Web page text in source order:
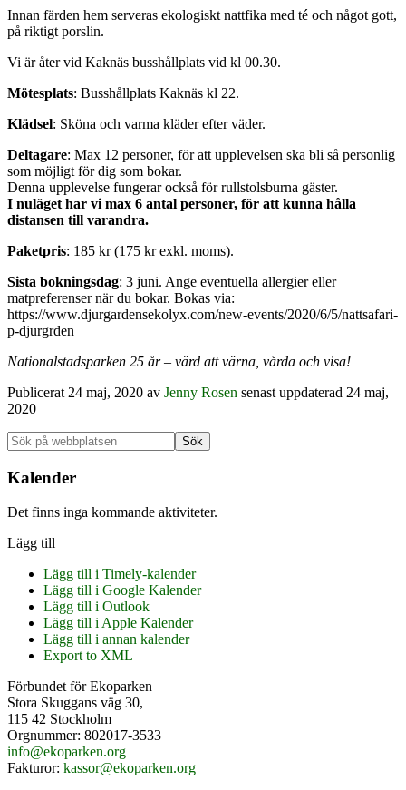
Innan färden hem serveras ekologiskt nattfika med té och något gott,
på riktigt porslin.
Vi är åter vid Kaknäs busshållplats vid kl 00.30.
Mötesplats: Busshållplats Kaknäs kl 22.
Klädsel: Sköna och varma kläder efter väder.
Deltagare: Max 12 personer, för att upplevelsen ska bli så personlig
som möjligt för dig som bokar.
Denna upplevelse fungerar också för rullstolsburna gäster.
I nuläget har vi max 6 antal personer, för att kunna hålla
distansen till varandra.
Paketpris: 185 kr (175 kr exkl. moms).
Sista bokningsdag: 3 juni. Ange eventuella allergier eller
matpreferenser när du bokar. Bokas via:
https://www.djurgardensekolyx.com/new-events/2020/6/5/nattsafari-
p-djurgrden
Nationalstadsparken 25 år – värd att värna, vårda och visa!
Publicerat 24 maj, 2020 av Jenny Rosen senast uppdaterad 24 maj,
2020
Primärt
sidofält
Sök
på
webbplatsen
Kalender
Det finns inga kommande aktiviteter.
Lägg till
Lägg till i Timely-kalender
Lägg till i Google Kalender
Lägg till i Outlook
Lägg till i Apple Kalender
Lägg till i annan kalender
Export to XML
Footer
Förbundet för Ekoparken
Stora Skuggans väg 30,
115 42 Stockholm
Orgnummer: 802017-3533
info@ekoparken.org
Fakturor: kassor@ekoparken.org